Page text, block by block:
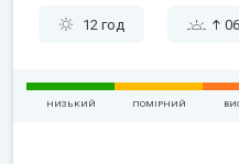
12 год
НИЗЬКИЙ ПОМІРНИЙ